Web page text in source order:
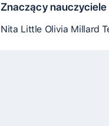
Znaczący nauczyciele
Nita Little Olivia Millard